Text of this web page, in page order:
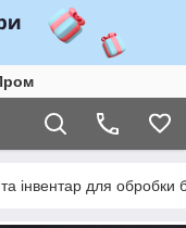
інвентар для обробки